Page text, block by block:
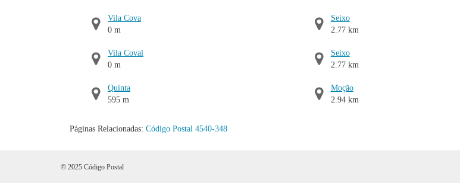
Vila Cova
0 m
Vila Coval
0 m
Quinta
595 m
Seixo
2.77 km
Seixo
2.77 km
Moção
2.94 km
Páginas Relacionadas: Código Postal 4540-348
© 2025 Código Postal